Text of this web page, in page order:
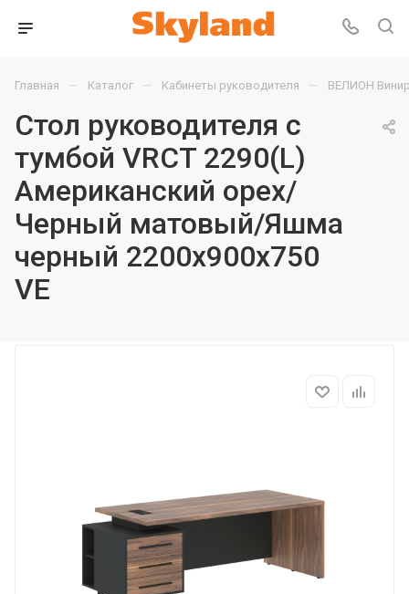
Главная — Каталог — Кабинеты руководителя — ВЕЛИОН Винир
Стол руководителя с
тумбой VRCT 2290(L)
Американский орех/
Черный матовый/Яшма
черный 2200х900х750
VE